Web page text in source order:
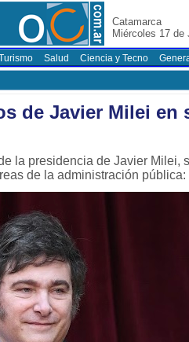
Catamarca
Miércoles 17 de
Salud Ciencia y Tecno
de Javier Milei en
la presidencia de Javier Milei,
de la administración pública: